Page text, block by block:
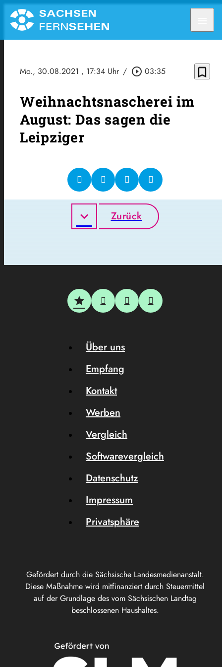
Mo., 30.08.2021 , 17:34 Uhr / play_circle_outline 03:35 bookmark_border
Weihnachtsnascherei im
August: Das sagen die
Leipziger
Zurück
Gefördert durch die Sächsische Landesmedienanstalt.
Diese Maßnahme wird mitfinanziert durch Steuermittel
auf der Grundlage des vom Sächsischen Landtag
beschlossenen Haushaltes.
Über uns
Empfang
Kontakt
Werben
Vergleich
Softwarevergleich
Datenschutz
Impressum
Privatsphäre